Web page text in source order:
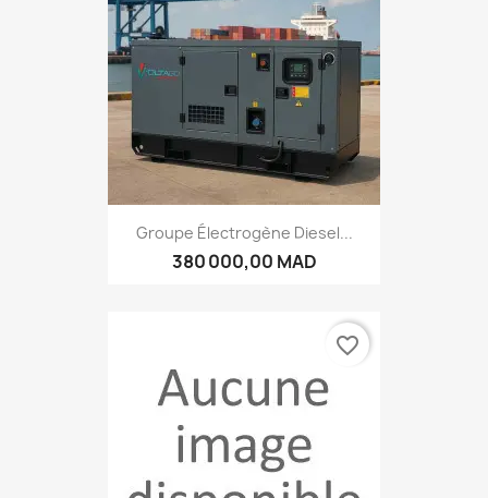
Groupe Électrogène Diesel...
380 000,00 MAD
favorite_border